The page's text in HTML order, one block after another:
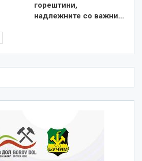
горештини,
надлежните со важни…